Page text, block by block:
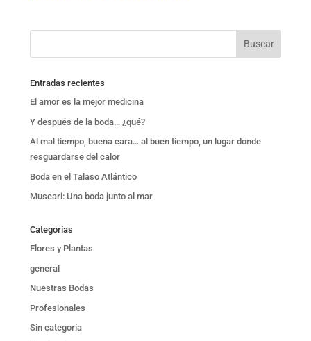
Entradas recientes
El amor es la mejor medicina
Y después de la boda… ¿qué?
Al mal tiempo, buena cara… al buen tiempo, un lugar donde
resguardarse del calor
Boda en el Talaso Atlántico
Muscari: Una boda junto al mar
Categorías
Flores y Plantas
general
Nuestras Bodas
Profesionales
Sin categoría